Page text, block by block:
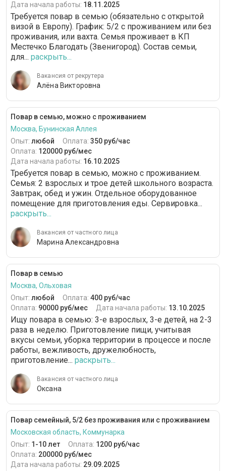
Дата начала работы: 18.11.2025
Требуется повар в семью (обязательно с открытой
визой в Европу). График: 5/2 с проживанием или без
проживания, или вахта. Семья проживает в КП
Местечко Благодать (Звенигород). Состав семьи,
для... раскрыть...
Вакансия от рекрутера
Алёна Викторовна
Повар в семью, можно с проживанием
Москва, Бунинская Аллея
Опыт: любой Оплата: 350 руб/час
Оплата: 120000 руб/мес
Дата начала работы: 16.10.2025
Требуется повар в семью, можно с проживанием.
Семья: 2 взрослых и трое детей школьного возраста.
Завтрак, обед и ужин. Отдельное оборудованное
помещение для приготовления еды. Сервировка...
раскрыть...
Вакансия от частного лица
Марина Александровна
Повар в семью
Москва, Ольховая
Опыт: любой Оплата: 400 руб/час
Оплата: 90000 руб/мес Дата начала работы: 13.10.2025
Ищу повара в семью: 3-е взрослых, 3-е детей, на 2-3
раза в неделю. Приготовление пищи, учитывая
вкусы семьи, уборка территории в процессе и после
работы, вежливость, дружелюбность,
приготовление... раскрыть...
Вакансия от частного лица
Оксана
Повар семейный, 5/2 без проживания или с проживанием
Московская область, Коммунарка
Опыт: 1-10 лет Оплата: 1200 руб/час
Оплата: 200000 руб/мес
Дата начала работы: 29.09.2025